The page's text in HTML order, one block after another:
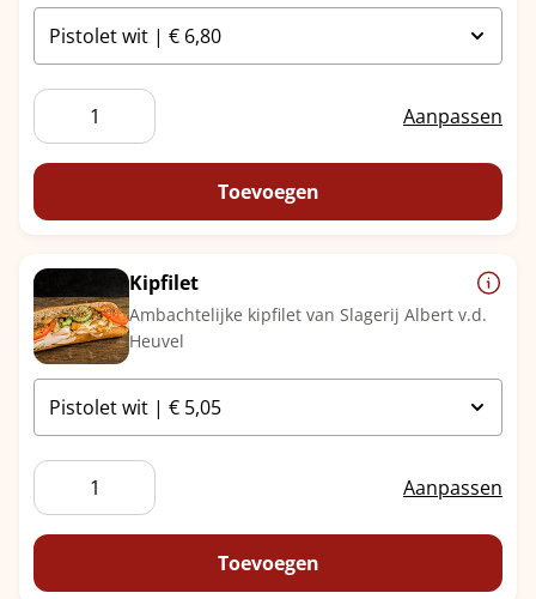
Kip
Carpaccio
aantal
Aanpassen
Toevoegen
Kipfilet
Ambachtelijke kipfilet van Slagerij Albert v.d.
Heuvel
Kipfilet
aantal
Aanpassen
Toevoegen